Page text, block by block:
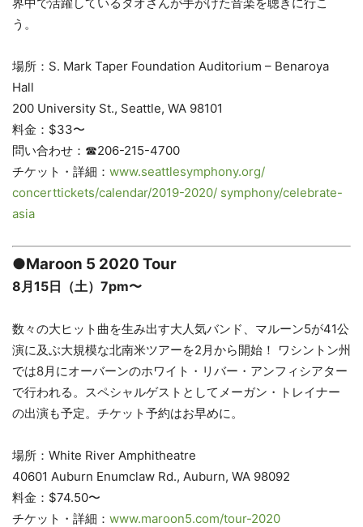
う。
場所： S. Mark Taper Foundation Auditorium – Benaroya
Hall
200 University St., Seattle, WA 98101
料金：$33〜
問い合わせ：☎︎206-215-4700
チケット・詳細： www.seattlesymphony.org/
concerttickets/calendar/2019-2020/ symphony/celebrate-
asia
●Maroon 5 2020 Tour
8月15日（土）7pm〜
数々の大ヒット曲を生み出す大人気バンド、マルーン5が41公
演に及ぶ大規模な北南米ツアーを2月から開始！ ワシントン州
では8月にオーバーンのホワイト・リバー・アンフィシアター
で行われる。スペシャルゲストとしてメーガン・トレイナー
の出演も予定。チケット予約はお早めに。
場所：White River Amphitheatre
40601 Auburn Enumclaw Rd., Auburn, WA 98092
料金：$74.50〜
チケット・詳細： www.maroon5.com/tour-2020